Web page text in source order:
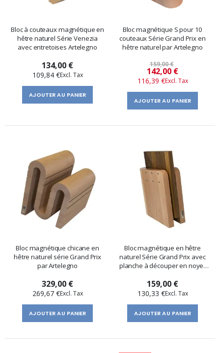
Bloc à couteaux magnétique en
hêtre naturel Série Venezia
avec entretoises Artelegno
134,00 €
109,84 €
AJOUTER AU PANIER
Bloc magnétique S pour 10
couteaux Série Grand Prix en
hêtre naturel par Artelegno
159,00 €
Prix
spécial
142,00 €
116,39 €
AJOUTER AU PANIER
Bloc magnétique chicane en
hêtre naturel série Grand Prix
par Artelegno
329,00 €
269,67 €
AJOUTER AU PANIER
Bloc magnétique en hêtre
naturel Série Grand Prix avec
planche à découper en noyer
159,00 €
130,33 €
AJOUTER AU PANIER